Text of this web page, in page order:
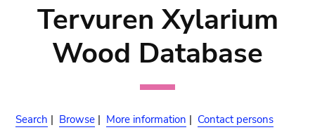
Tervuren Xylarium
Wood Database
Search | Browse | More information | Contact persons